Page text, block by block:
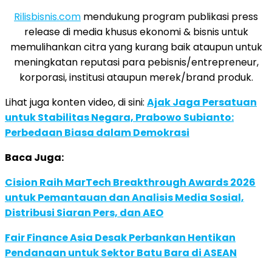
Rilisbisnis.com mendukung program publikasi press
release di media khusus ekonomi & bisnis untuk
memulihankan citra yang kurang baik ataupun untuk
meningkatan reputasi para pebisnis/entrepreneur,
korporasi, institusi ataupun merek/brand produk.
Lihat juga konten video, di sini: Ajak Jaga Persatuan
untuk Stabilitas Negara, Prabowo Subianto:
Perbedaan Biasa dalam Demokrasi
Baca Juga:
Cision Raih MarTech Breakthrough Awards 2026
untuk Pemantauan dan Analisis Media Sosial,
Distribusi Siaran Pers, dan AEO
Fair Finance Asia Desak Perbankan Hentikan
Pendanaan untuk Sektor Batu Bara di ASEAN